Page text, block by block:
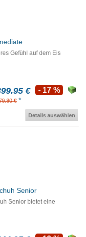
Gefühl auf dem Eis
€
€ *
- 17 %
Details auswählen
Senior
Senior bietet eine